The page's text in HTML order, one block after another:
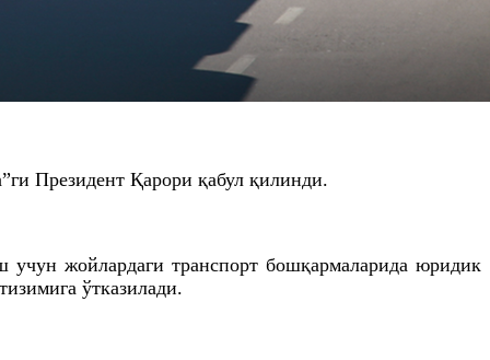
ги Президент Қарори қабул қилинди.
жойлардаги транспорт бошқармаларида юридик
ўтказилади.